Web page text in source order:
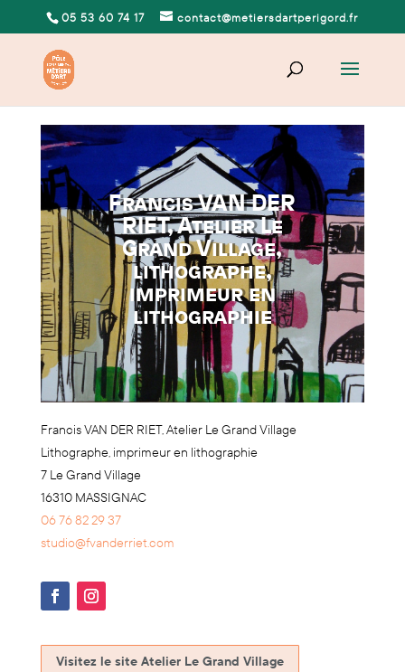
05 53 60 74 17 contact@metiersdartperigord.fr
Francis VAN DER
RIET, Atelier Le
Grand Village,
lithographe,
imprimeur en
lithographie
Francis VAN DER RIET, Atelier Le Grand Village
Lithographe, imprimeur en lithographie
7 Le Grand Village
16310 MASSIGNAC
06 76 82 29 37
studio@fvanderriet.com
Visitez le site Atelier Le Grand Village